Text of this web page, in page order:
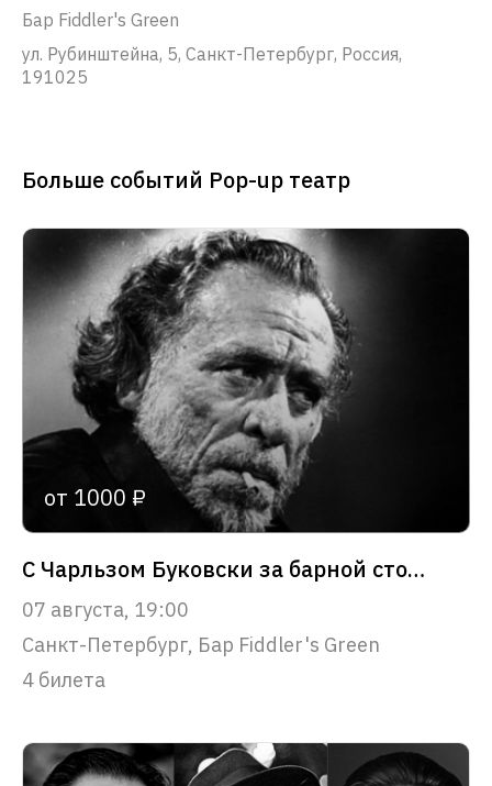
Бар Fiddler's Green
ул. Рубинштейна, 5, Санкт-Петербург, Россия,
191025
Больше событий Pop-up театр
от 1000 ₽
С Чарльзом Буковски за барной стойкой
07 августа, 19:00
Санкт-Петербург, Бар Fiddler's Green
4 билета